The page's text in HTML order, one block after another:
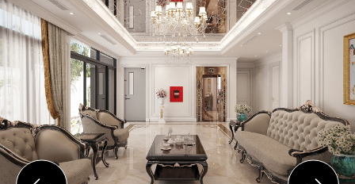
Thông tin luôn cập nhật
Xu hướng thiết kế nội thất mới nhất tại Việt Nam và trên thế
giới